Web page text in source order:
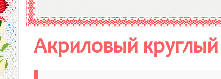
Акриловый круглый